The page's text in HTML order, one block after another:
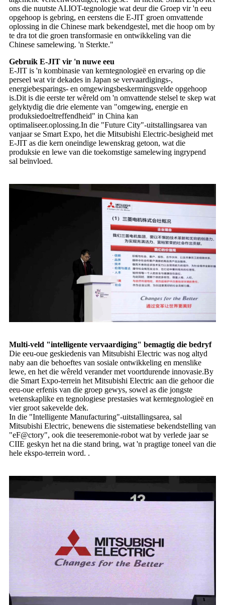
ons die nuutste AI.IOT-tegnologie wat deur die Groep vir 'n eeu
opgehoop is gebring, en eerstens die E-JIT groen omvattende
oplossing in die Chinese mark bekendgestel, met die hoop om by
te dra tot die groen transformasie en ontwikkeling van die
Chinese samelewing. 'n Sterkte."
Gebruik E-JIT vir 'n nuwe eeu
E-JIT is 'n kombinasie van kerntegnologieë en ervaring op die
perseel wat vir dekades in Japan se vervaardigings-,
energiebesparings- en omgewingsbeskermingsvelde opgehoop
is.Dit is die eerste ter wêreld om 'n omvattende stelsel te skep wat
gelyktydig die drie elemente van "omgewing, energie en
produksiedoeltreffendheid" in China kan
optimaliseer.oplossing.In die "Future City"-uitstallingsarea van
vanjaar se Smart Expo, het die Mitsubishi Electric-besigheid met
E-JIT as die kern oneindige lewenskrag getoon, wat die
produksie en lewe van die toekomstige samelewing ingrypend
sal beïnvloed.
Multi-veld "intelligente vervaardiging" bemagtig die bedryf
Die eeu-oue geskiedenis van Mitsubishi Electric was nog altyd
naby aan die behoeftes van sosiale ontwikkeling en menslike
lewe, en het die wêreld verander met voortdurende innovasie.By
die Smart Expo-terrein het Mitsubishi Electric aan die gehoor die
eeu-oue erfenis van die groep gewys, sowel as die jongste
wetenskaplike en tegnologiese prestasies wat kerntegnologieë en
vier groot sakevelde dek.
In die "Intelligente Manufacturing"-uitstallingsarea, sal
Mitsubishi Electric, benewens die sistematiese bekendstelling van
"eF@ctory", ook die teeseremonie-robot wat by verlede jaar se
CIIE geskyn het na die stand bring, wat 'n pragtige toneel van die
hele ekspo-terrein word. .